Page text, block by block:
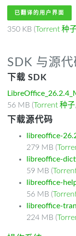
已翻译的用户界面
350 KB (Torrent 种
SDK 与源代
下载 SDK
56 MB (Torrent 种子,
下载源代码
libreoffice-
279 MB (
libreoffice-
59 MB (
libreoffice-
56 MB (
libreoffice-
224 MB (